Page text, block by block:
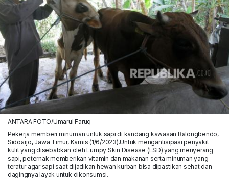
ANTARA FOTO/Umarul Faruq
Pekerja memberi minuman untuk sapi di kandang kawasan Balongbendo,
Sidoarjo, Jawa Timur, Kamis (1/6/2023).Untuk mengantisipasi penyakit
kulit yang disebabkan oleh Lumpy Skin Disease (LSD) yang menyerang
sapi, peternak memberikan vitamin dan makanan serta minuman yang
teratur agar sapi saat dijadikan hewan kurban bisa dipastikan sehat dan
dagingnya layak untuk dikonsumsi.